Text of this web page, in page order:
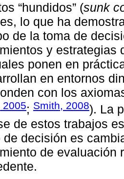
“hundidos” (sunk
lo que ha
de la toma de
y estrategias
ponen en
en entornos
con los
2005; Smith, 2008). La
de estos trabajos
de decisión es
de evaluación